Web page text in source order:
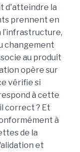
d'atteindre la
prennent en
l’infrastructure,
changement
au produit
opère sur
vérifie si
à cette
correct ? Et
à
de la
et